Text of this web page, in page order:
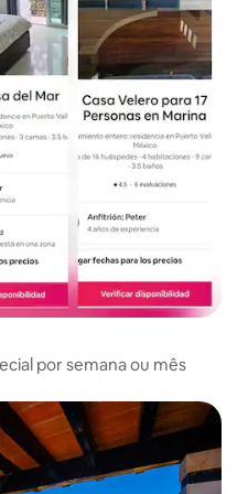
Você
lado sul
dezembro
mínimo de
por semana ou mês